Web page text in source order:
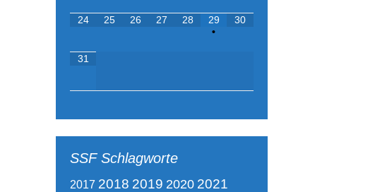
24 25 26 27 28
29
•
30
31
SSF Schlagworte
2017 2018 2019 2020 2021